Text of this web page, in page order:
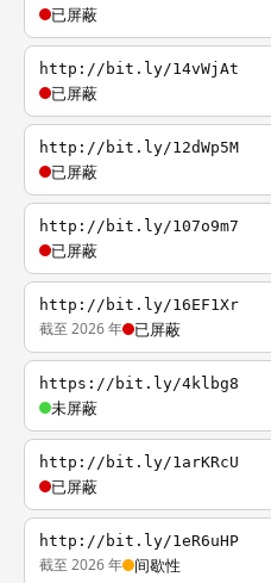
已屏蔽
http://bit.ly/14vWjAt
已屏蔽
http://bit.ly/12dWp5M
已屏蔽
http://bit.ly/107o9m7
已屏蔽
http://bit.ly/16EF1Xr
截至 2026 年 已屏蔽
https://bit.ly/4klbg8
未屏蔽
http://bit.ly/1arKRcU
已屏蔽
http://bit.ly/1eR6uHP
截至 2026 年 间歇性